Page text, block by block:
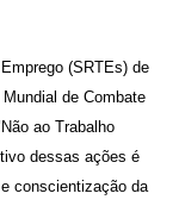
(SRTEs) de
de Combate
ao Trabalho
dessas ações é
conscientização da